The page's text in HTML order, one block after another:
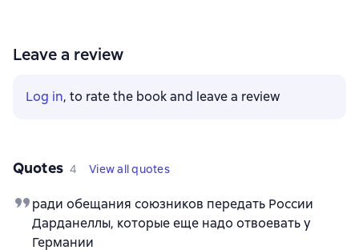
Leave a review
Log in, to rate the book and leave a review
Quotes 4 View all quotes
ради обещания союзников передать России
Дарданеллы, которые еще надо отвоевать у
Германии